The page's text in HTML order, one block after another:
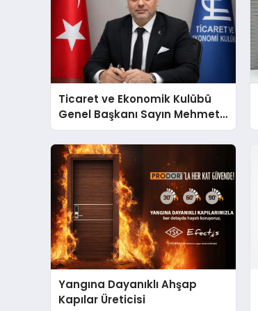
Ticaret ve Ekonomik Kulübü
Genel Başkanı Sayın Mehmet
Ulutaş, ekonomiye dair yaptığı
açıklamada şunları kaydetti:
Yangına Dayanıklı Ahşap
Kapılar Üreticisi